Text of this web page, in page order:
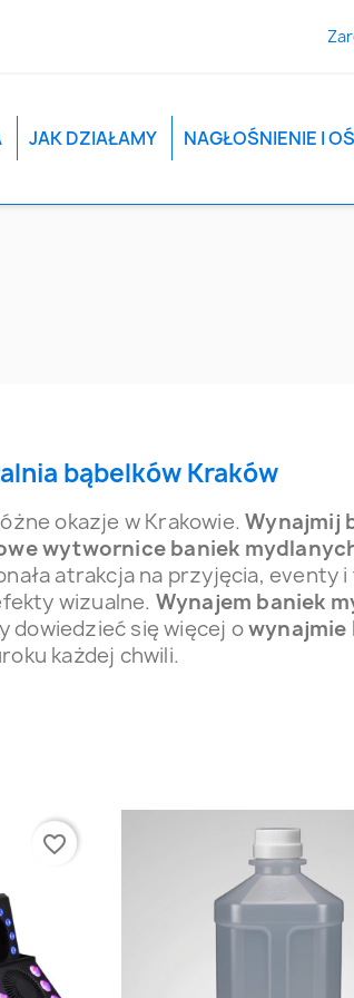
JAK DZIAŁAMY NAGŁOŚNIENIE I
bąbelków Kraków
okazje w Krakowie.Wynajmij
wytwornice baniek
atrakcja na przyjęcia, eventy
wizualne. Wynajem baniek
dowiedzieć się więcej owynajmie
każdej chwili.
favorite_border